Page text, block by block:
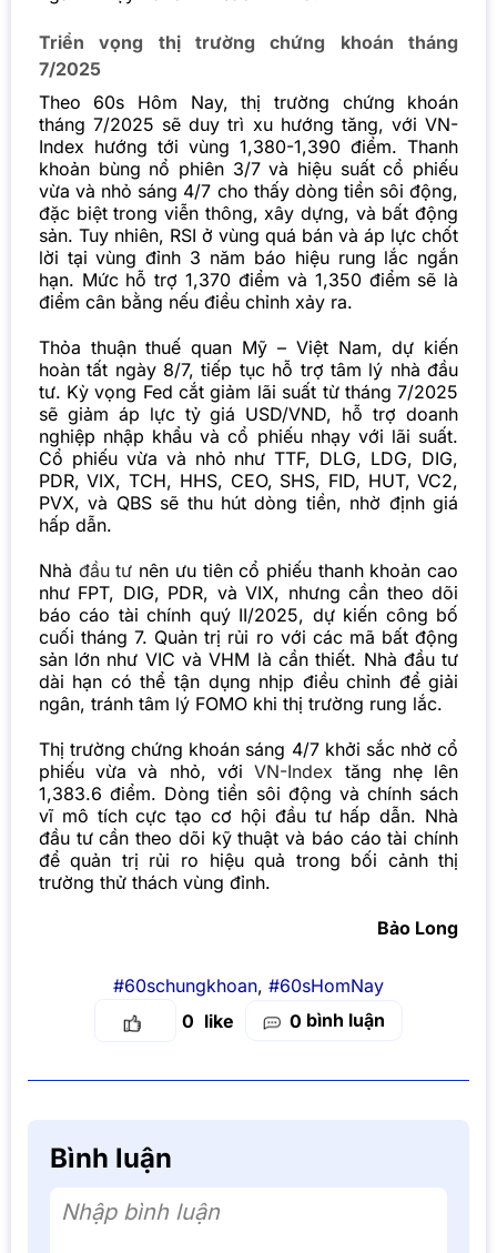
Triển vọng thị trường chứng khoán tháng
7/2025
Theo 60s Hôm Nay, thị trường chứng khoán
tháng 7/2025 sẽ duy trì xu hướng tăng, với VN-
Index hướng tới vùng 1,380-1,390 điểm. Thanh
khoản bùng nổ phiên 3/7 và hiệu suất cổ phiếu
vừa và nhỏ sáng 4/7 cho thấy dòng tiền sôi động,
đặc biệt trong viễn thông, xây dựng, và bất động
sản. Tuy nhiên, RSI ở vùng quá bán và áp lực chốt
lời tại vùng đỉnh 3 năm báo hiệu rung lắc ngắn
hạn. Mức hỗ trợ 1,370 điểm và 1,350 điểm sẽ là
điểm cân bằng nếu điều chỉnh xảy ra.
Thỏa thuận thuế quan Mỹ – Việt Nam, dự kiến
hoàn tất ngày 8/7, tiếp tục hỗ trợ tâm lý nhà đầu
tư. Kỳ vọng Fed cắt giảm lãi suất từ tháng 7/2025
sẽ giảm áp lực tỷ giá USD/VND, hỗ trợ doanh
nghiệp nhập khẩu và cổ phiếu nhạy với lãi suất.
Cổ phiếu vừa và nhỏ như TTF, DLG, LDG, DIG,
PDR, VIX, TCH, HHS, CEO, SHS, FID, HUT, VC2,
PVX, và QBS sẽ thu hút dòng tiền, nhờ định giá
hấp dẫn.
Nhà đầu tư nên ưu tiên cổ phiếu thanh khoản cao
như FPT, DIG, PDR, và VIX, nhưng cần theo dõi
báo cáo tài chính quý II/2025, dự kiến công bố
cuối tháng 7. Quản trị rủi ro với các mã bất động
sản lớn như VIC và VHM là cần thiết. Nhà đầu tư
dài hạn có thể tận dụng nhịp điều chỉnh để giải
ngân, tránh tâm lý FOMO khi thị trường rung lắc.
Thị trường chứng khoán sáng 4/7 khởi sắc nhờ cổ
phiếu vừa và nhỏ, vớiVN-Index tăng nhẹ lên
1,383.6 điểm. Dòng tiền sôi động và chính sách
vĩ mô tích cực tạo cơ hội đầu tư hấp dẫn. Nhà
đầu tư cần theo dõi kỹ thuật và báo cáo tài chính
để quản trị rủi ro hiệu quả trong bối cảnh thị
trường thử thách vùng đỉnh.
Bảo Long
#60schungkhoan, #60sHomNay
0
0 bình luận
Bình luận
Nhập bình luận